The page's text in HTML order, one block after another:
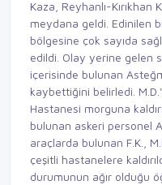
Kaza, Reyhanlı-Kırıkhan
meydana geldi. Edinilen
bölgesine çok sayıda
edildi. Olay yerine gelen
içerisinde bulunan
kaybettiğini belirledi.
Hastanesi morguna
bulunan askeri personel
araçlarda bulunan F.K.,
çeşitli hastanelere
durumunun ağır olduğu